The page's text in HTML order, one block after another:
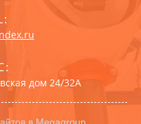
дом 24/32А
в Megagroup.